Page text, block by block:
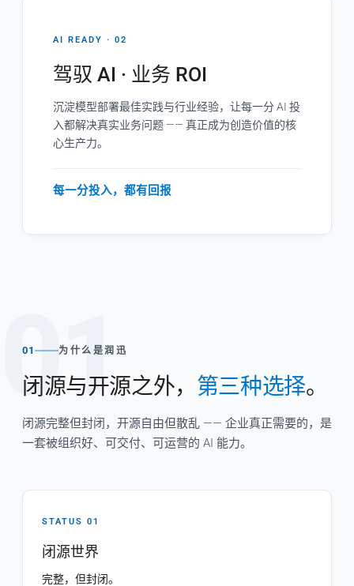
AI READY · 02
驾驭 AI · 业务 ROI
沉淀模型部署最佳实践与行业经验，让每一分 AI 投
入都解决真实业务问题 —— 真正成为创造价值的核
心生产力。
每一分投入，都有回报
01
01 为什么是润迅
闭源与开源之外， 第三种选择。
闭源完整但封闭，开源自由但散乱 —— 企业真正需要的，是
一套被组织好、可交付、可运营的 AI 能力。
STATUS 01
闭源世界
完整，但封闭。